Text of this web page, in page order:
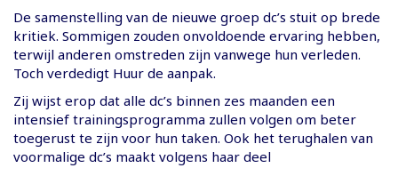
De samenstelling van de nieuwe groep dc’s stuit op brede
kritiek. Sommigen zouden onvoldoende ervaring hebben,
terwijl anderen omstreden zijn vanwege hun verleden.
Toch verdedigt Huur de aanpak.
Zij wijst erop dat alle dc’s binnen zes maanden een
intensief trainingsprogramma zullen volgen om beter
toegerust te zijn voor hun taken. Ook het terughalen van
voormalige dc’s maakt volgens haar deel